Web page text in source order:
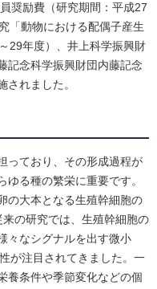
奨励費（研究期間：平成27
「動物における配偶子産生
29年度）、井上科学振興財
記念科学振興財団内藤記念
れました。
っており、その形成過程が
る種の繁栄に重要です。
の大本となる生殖幹細胞の
の研究では、生殖幹細胞の
々なシグナルを出す微小
が注目されてきました。一
養条件や季節変化などの個